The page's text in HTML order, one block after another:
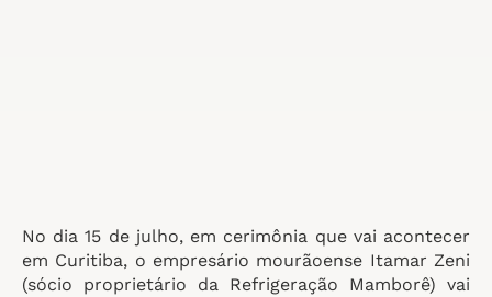
No dia 15 de julho, em cerimônia que vai acontecer
em Curitiba, o empresário mourãoense Itamar Zeni
(sócio proprietário da Refrigeração Mamborê) vai